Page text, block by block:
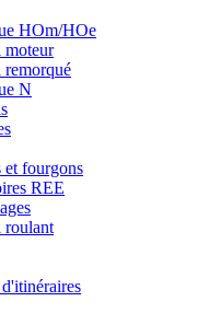
HOm/HOe
moteur
remorqué
N
et fourgons
REE
roulant